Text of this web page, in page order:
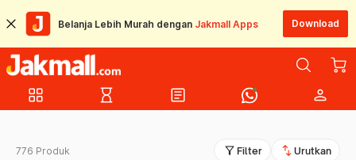
Belanja Lebih Murah dengan Jakmall Apps Download
grid_view hourglass_empty article person
776 Produk filter_alt Filter swap_vert Urutkan